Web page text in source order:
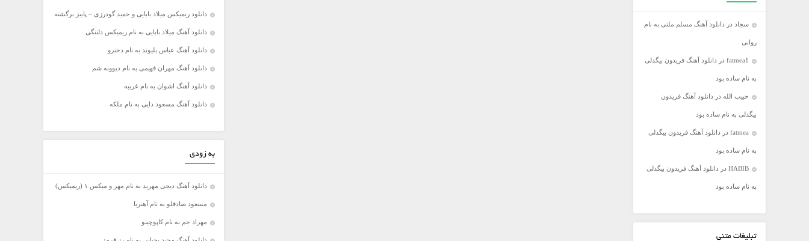
محسن چاووشی
محسن یگانه
محمد رضا گلزار
محمد علیزاده
مرتضی اشرفی
مرتضی سرمدی
مهدی جهانی
مهدی یغمایی
میثم ابراهیمی
میلاد راستاد
سجاد در دانلود آهنگ مسلم ملتی به نام
روانی
fatmea1 در دانلود آهنگ فریدون بیگدلی
به نام ساده بود
حبیب الله در دانلود آهنگ فریدون
بیگدلی به نام ساده بود
fatmea در دانلود آهنگ فریدون بیگدلی
به نام ساده بود
HABIB در دانلود آهنگ فریدون بیگدلی
به نام ساده بود
تبلیغات متنی
دانلود ریمیکس میلاد بابایی و حمید گودرزی – پاییز برگشته
دانلود آهنگ میلاد بابایی به نام ریمیکس دلتنگی
دانلود آهنگ عباس بلیوند به نام دخترو
دانلود آهنگ مهران فهیمی به نام دیوونه شم
دانلود آهنگ اشوان به نام غریبه
دانلود آهنگ مسعود دایی به نام ملکه
به زودی
دانلود آهنگ دیجی مهربد به نام مهر و میکس ۱ (ریمیکس)
مسعود صادقلو به نام آهنربا
مهراد جم به نام کاپوچینو